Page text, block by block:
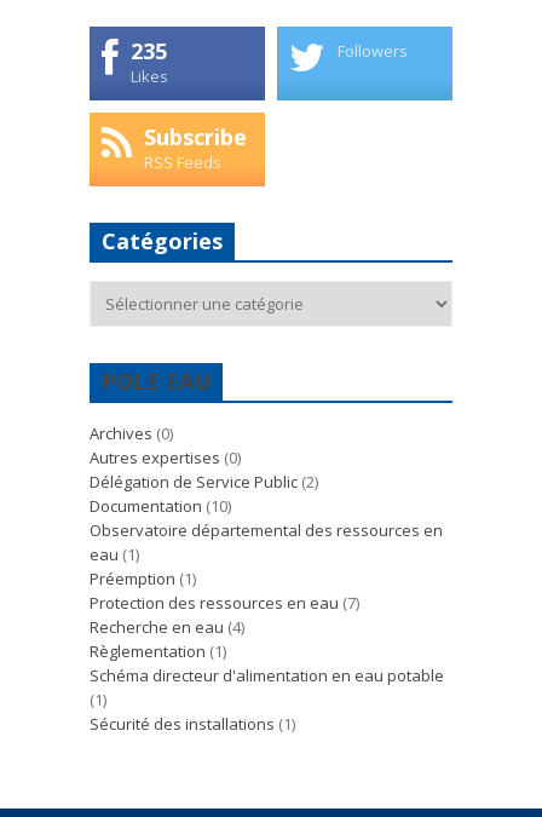
235
Likes
Followers
Subscribe
RSS Feeds
Catégories
POLE EAU
Archives (0)
Autres expertises (0)
Délégation de Service Public (2)
Documentation (10)
Observatoire départemental des ressources en
eau (1)
Préemption (1)
Protection des ressources en eau (7)
Recherche en eau (4)
Règlementation (1)
Schéma directeur d'alimentation en eau potable
(1)
Sécurité des installations (1)